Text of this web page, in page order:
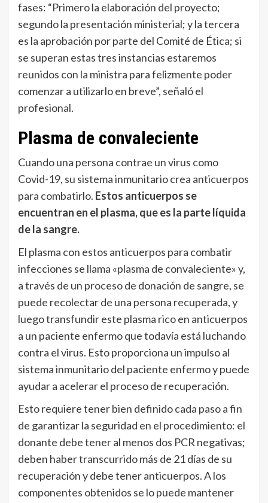
fases: “Primero la elaboración del proyecto;
segundo la presentación ministerial; y la tercera
es la aprobación por parte del Comité de Ética; si
se superan estas tres instancias estaremos
reunidos con la ministra para felizmente poder
comenzar a utilizarlo en breve”, señaló el
profesional.
Plasma de convaleciente
Cuando una persona contrae un virus como
Covid-19, su sistema inmunitario crea anticuerpos
para combatirlo. Estos anticuerpos se
encuentran en el plasma, que es la parte líquida
de la sangre.
El plasma con estos anticuerpos para combatir
infecciones se llama «plasma de convaleciente» y,
a través de un proceso de donación de sangre, se
puede recolectar de una persona recuperada, y
luego transfundir este plasma rico en anticuerpos
a un paciente enfermo que todavía está luchando
contra el virus. Esto proporciona un impulso al
sistema inmunitario del paciente enfermo y puede
ayudar a acelerar el proceso de recuperación.
Esto requiere tener bien definido cada paso a fin
de garantizar la seguridad en el procedimiento: el
donante debe tener al menos dos PCR negativas;
deben haber transcurrido más de 21 días de su
recuperación y debe tener anticuerpos. A los
componentes obtenidos se lo puede mantener